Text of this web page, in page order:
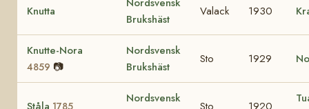
Knutta
Brukshäst
Valack 1930
Knutte-Nora
4859 📷
Nordsvensk
Brukshäst
Sto 1929
1785
Nordsvensk